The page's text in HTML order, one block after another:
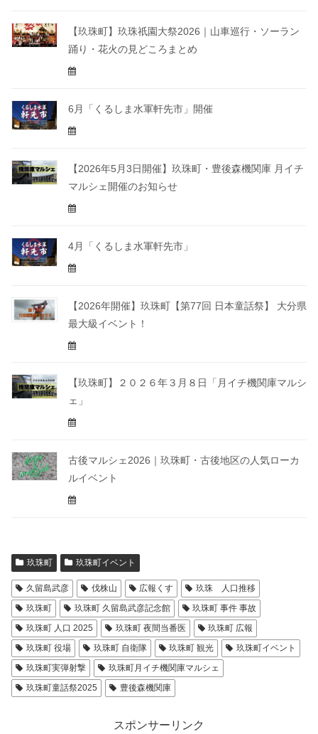
【玖珠町】玖珠祇園大祭2026｜山車巡行・ソーラン
踊り・花火の見どころまとめ
6月「くるしま水軍軒先市」開催
【2026年5月3日開催】玖珠町・豊後森機関庫 月イチ
マルシェ開催のお知らせ
4月「くるしま水軍軒先市」
【2026年開催】玖珠町【第77回 日本童話祭】 大分県
最大級イベント！
【玖珠町】２０２６年３月８日「月イチ機関庫マルシ
ェ」
古後マルシェ2026｜玖珠町・古後地区の人気ローカ
ルイベント
玖珠町 玖珠町イベント
久留島武彦 伐株山 広報くす
玖珠 人口推移
玖珠町
玖珠町 久留島武彦記念館
玖珠町 事件 事故
玖珠町 人口 2025
玖珠町 夜間当番医
玖珠町 広報
玖珠町 役場
玖珠町 自衛隊 玖珠町 観光
玖珠町イベント
玖珠町実弾射撃
玖珠町月イチ機関庫マルシェ
玖珠町童話祭2025
豊後森機関庫
スポンサーリンク